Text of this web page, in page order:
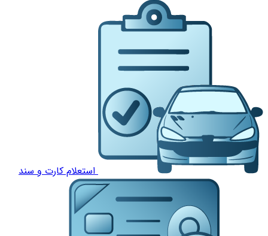
استعلام کارت و سند